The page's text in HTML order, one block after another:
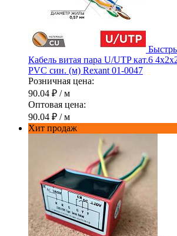
Кабель витая пара U/UTP кат.6
PVC син. (м) Rexant 01-0047
Розничная цена:
90.04 ₽ / м
Оптовая цена:
90.04 ₽ / м
Хит продаж